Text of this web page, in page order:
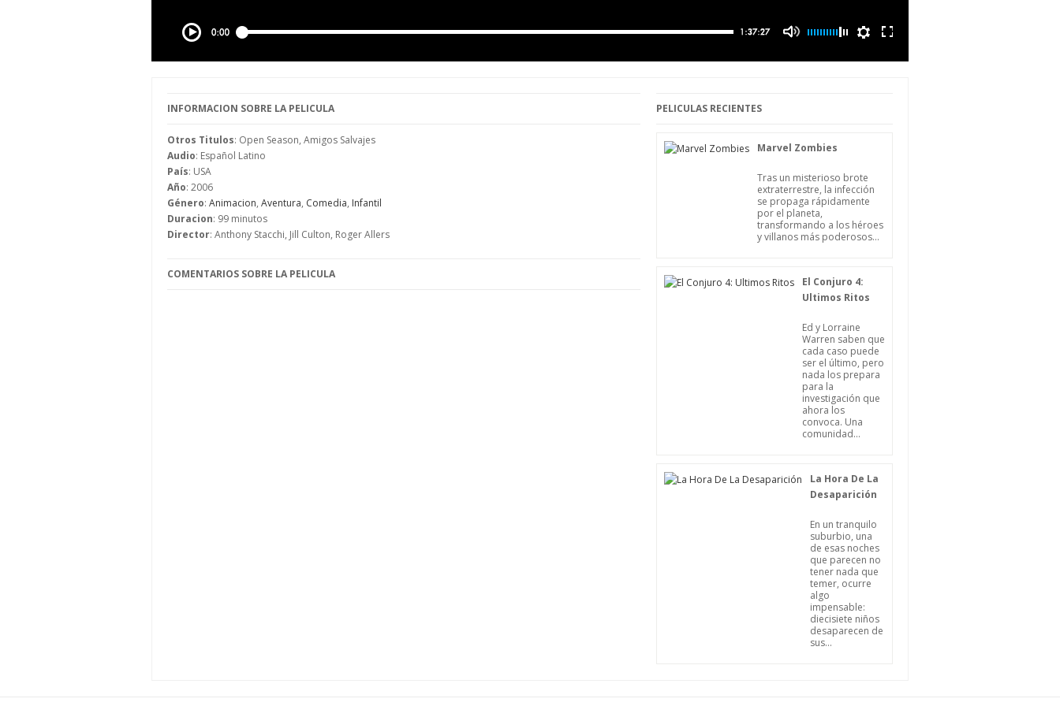
INFORMACION SOBRE LA PELICULA
Otros Titulos: Open Season, Amigos Salvajes
Audio: Español Latino
País: USA
Año: 2006
Género: Animacion, Aventura, Comedia, Infantil
Duracion: 99 minutos
Director: Anthony Stacchi, Jill Culton, Roger Allers
COMENTARIOS SOBRE LA PELICULA
PELICULAS RECIENTES
Marvel Zombies
Tras un misterioso brote
extraterrestre, la infección
se propaga rápidamente
por el planeta,
transformando a los héroes
y villanos más poderosos...
El Conjuro 4:
Ultimos Ritos
Ed y Lorraine
Warren saben que
cada caso puede
ser el último, pero
nada los prepara
para la
investigación que
ahora los
convoca. Una
comunidad...
La Hora De La
Desaparición
En un tranquilo
suburbio, una
de esas noches
que parecen no
tener nada que
temer, ocurre
algo
impensable:
diecisiete niños
desaparecen de
sus...